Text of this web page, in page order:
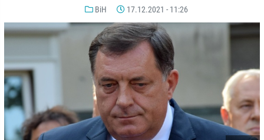
BiH 17.12.2021 - 11:26